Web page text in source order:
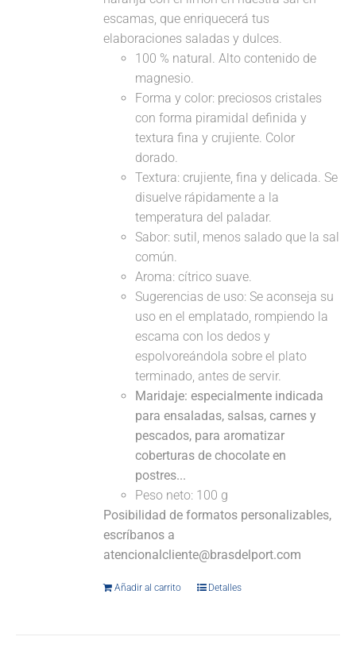
escamas, que enriquecerá tus
elaboraciones saladas y dulces.
100 % natural. Alto contenido de
magnesio.
Forma y color: preciosos cristales
con forma piramidal definida y
textura fina y crujiente. Color
dorado.
Textura: crujiente, fina y delicada. Se
disuelve rápidamente a la
temperatura del paladar.
Sabor: sutil, menos salado que la sal
común.
Aroma: cítrico suave.
Sugerencias de uso: Se aconseja su
uso en el emplatado, rompiendo la
escama con los dedos y
espolvoreándola sobre el plato
terminado, antes de servir.
Maridaje: especialmente indicada
para ensaladas, salsas, carnes y
pescados, para aromatizar
coberturas de chocolate en
postres...
Peso neto: 100 g
Posibilidad de formatos personalizables,
escríbanos a
atencionalcliente@brasdelport.com
Añadir al carrito Detalles